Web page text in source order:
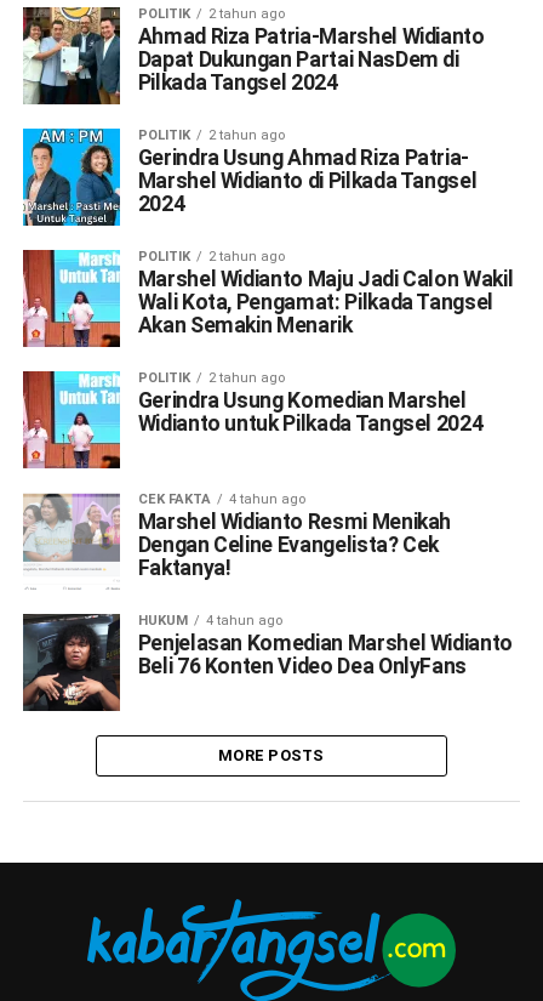
POLITIK 2 tahun ago
Ahmad Riza Patria-Marshel Widianto
Dapat Dukungan Partai NasDem di
Pilkada Tangsel 2024
POLITIK 2 tahun ago
Gerindra Usung Ahmad Riza Patria-
Marshel Widianto di Pilkada Tangsel
2024
POLITIK 2 tahun ago
Marshel Widianto Maju Jadi Calon Wakil
Wali Kota, Pengamat: Pilkada Tangsel
Akan Semakin Menarik
POLITIK 2 tahun ago
Gerindra Usung Komedian Marshel
Widianto untuk Pilkada Tangsel 2024
CEK FAKTA 4 tahun ago
Marshel Widianto Resmi Menikah
Dengan Celine Evangelista? Cek
Faktanya!
HUKUM 4 tahun ago
Penjelasan Komedian Marshel Widianto
Beli 76 Konten Video Dea OnlyFans
MORE POSTS